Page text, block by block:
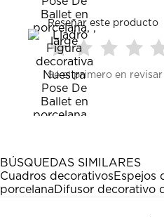
Reseñar este producto
Seleccionar
para
calificar
el
artículo
estrella
Esta
acción
abrirá
Seleccionar
para
calificar
el
artículo
estrellas.
Esta
acción
abrirá
para
estrellas.
Esta
acción
abrirá
para
estrellas.
Esta
acción
abrirá
Sé el primero en
BÚSQUEDAS SIMILARES
Cuadros decorativosEspejos
porcelanaDifusor decorativo